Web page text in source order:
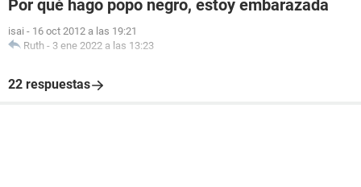
Por qué hago popo negro, estoy embarazada
isai - 16 oct 2012 a las 19:21
Ruth - 3 ene 2022 a las 13:23
22 respuestas